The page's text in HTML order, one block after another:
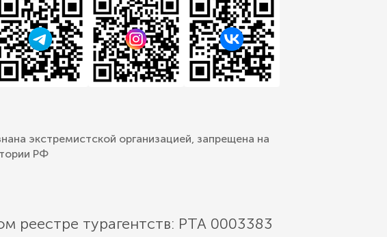
экстремистской организацией, запрещена на
РФ
реестре турагентств: РТА 0003383